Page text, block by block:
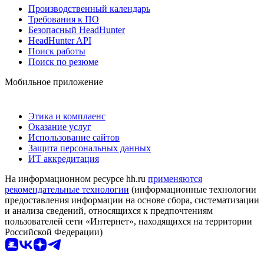
Производственный календарь
Требования к ПО
Безопасный HeadHunter
HeadHunter API
Поиск работы
Поиск по резюме
Мобильное приложение
Этика и комплаенс
Оказание услуг
Использование сайтов
Защита персональных данных
ИТ аккредитация
На информационном ресурсе hh.ru применяются
рекомендательные технологии (информационные технологии
предоставления информации на основе сбора, систематизации
и анализа сведений, относящихся к предпочтениям
пользователей сети «Интернет», находящихся на территории
Российской Федерации)